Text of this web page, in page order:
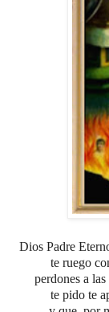
Dios Padre
te ruego
perdones a
te pido te